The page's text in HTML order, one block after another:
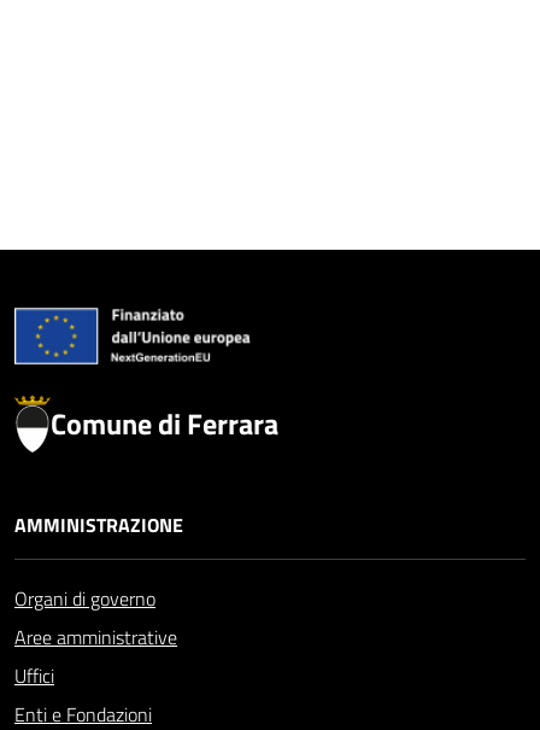
Comune di Ferrara
AMMINISTRAZIONE
Organi di governo
Aree amministrative
Uffici
Enti e Fondazioni